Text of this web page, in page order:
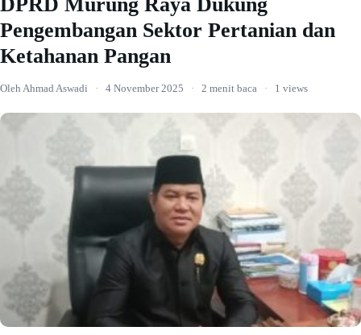
Pengembangan Sektor Pertanian dan
Ketahanan Pangan
Oleh Ahmad Aswadi · 4 November 2025 · 2 menit baca · 1 views